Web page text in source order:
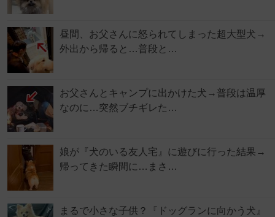
昼間、お父さんに怒られてしまった超大型犬→
外出から帰ると…普段と…
お父さんとキャンプに出かけた犬→普段は温厚
なのに…突然ブチギレた…
娘が『犬のいる友人宅』に遊びに行った結果→
帰ってきた瞬間に…まさ…
まるで小さな子供？『ドッグランに向かう犬』